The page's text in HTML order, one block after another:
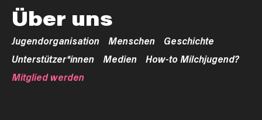
Über uns
Jugendorganisation Menschen
Geschichte
Unterstützer*innen
Medien
How-to Milchjugend?
Mitglied werden